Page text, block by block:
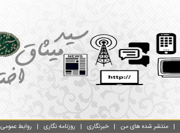
منتشر شده های من خبرنگاری روزنامه نگاری روابط عمومی